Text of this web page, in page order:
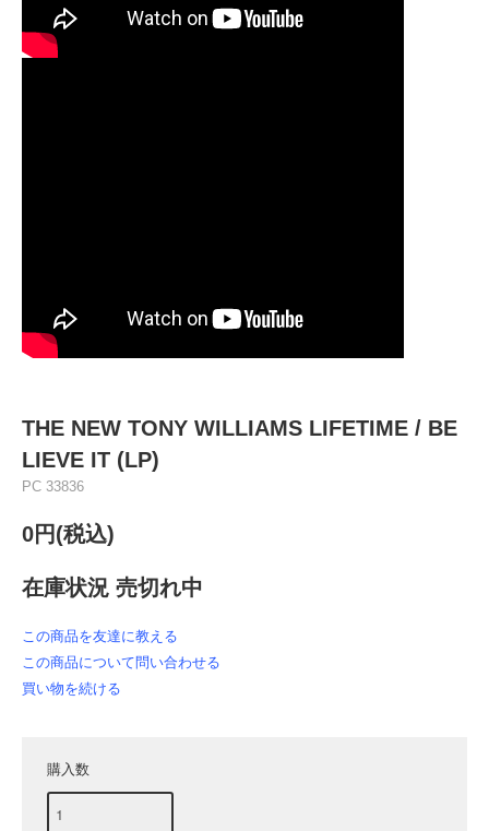
THE NEW TONY WILLIAMS LIFETIME / BE
LIEVE IT (LP)
PC 33836
0円(税込)
在庫状況 売切れ中
この商品を友達に教える
この商品について問い合わせる
買い物を続ける
購入数